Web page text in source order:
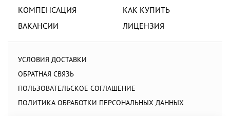
КОМПЕНСАЦИЯ
КАК КУПИТЬ
ВАКАНСИИ
ЛИЦЕНЗИЯ
УСЛОВИЯ ДОСТАВКИ
ОБРАТНАЯ СВЯЗЬ
ПОЛЬЗОВАТЕЛЬСКОЕ СОГЛАШЕНИЕ
ПОЛИТИКА ОБРАБОТКИ ПЕРСОНАЛЬНЫХ ДАННЫХ